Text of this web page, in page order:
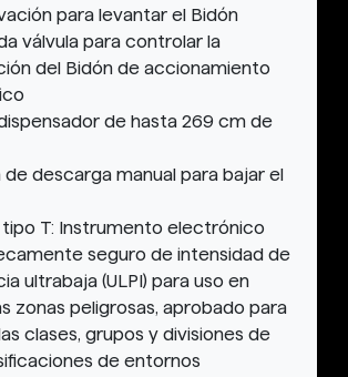
para levantar el Bidón
válvula para controlar la
del Bidón de accionamiento
de hasta 269 cm de
de descarga manual para bajar el
tipo T: Instrumento electrónico
seguro de intensidad de
ultrabaja (ULPI) para uso en
zonas peligrosas, aprobado para
clases, grupos y divisiones de
de entornos